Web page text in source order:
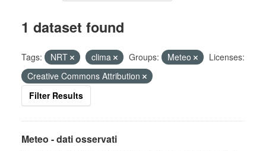
1 dataset found
Tags: NRT clima Groups: Meteo
Licenses:
Creative Commons Attribution
Filter Results
Meteo - dati osservati